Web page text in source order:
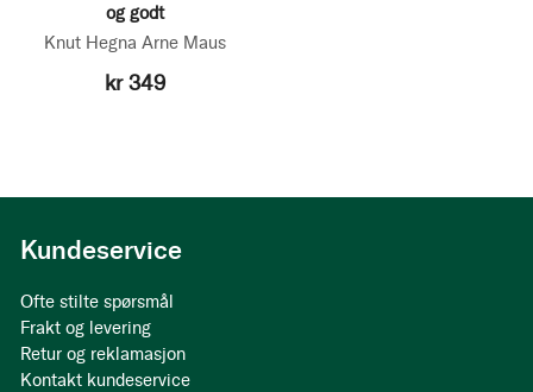
og godt
Knut Hegna Arne Maus
kr 349
Kundeservice
Ofte stilte spørsmål
Frakt og levering
Retur og reklamasjon
Kontakt kundeservice